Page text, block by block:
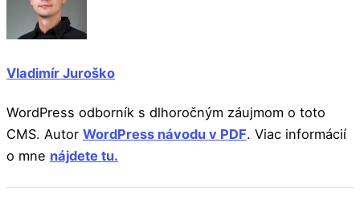
Vladimír Juroško
WordPress odborník s dlhoročným záujmom o toto
CMS. Autor WordPress návodu v PDF. Viac informácií
o mne nájdete tu.